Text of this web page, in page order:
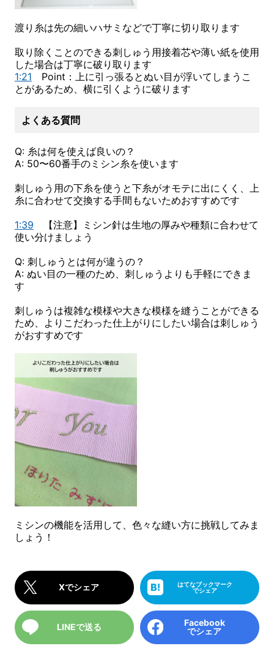
渡り糸は先の細いハサミなどで丁寧に切り取ります
取り除くことのできる刺しゅう用接着芯や薄い紙を使用
した場合は丁寧に破り取ります
1:21 Point：上に引っ張るとぬい目が浮いてしまうこ
とがあるため、横に引くように破ります
よくある質問
Q: 糸は何を使えば良いの？
A: 50〜60番手のミシン糸を使います
刺しゅう用の下糸を使うと下糸がオモテに出にくく、上
糸に合わせて交換する手間もないためおすすめです
1:39 【注意】ミシン針は生地の厚みや種類に合わせて
使い分けましょう
Q: 刺しゅうとは何が違うの？
A: ぬい目の一種のため、刺しゅうよりも手軽にできま
す
刺しゅうは複雑な模様や大きな模様を縫うことができる
ため、よりこだわった仕上がりにしたい場合は刺しゅう
がおすすめです
ミシンの機能を活用して、色々な縫い方に挑戦してみま
しょう！
Xでシェア
はてなブックマーク
でシェア
LINEで送る
Facebook
でシェア